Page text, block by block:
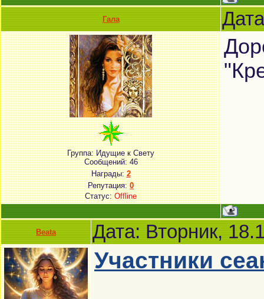
Гала
Группа: Идущие к Свету
Сообщений:46
Награды:2
Репутация:0
Статус:Offline
Beata Дата: Вторник,
Участники